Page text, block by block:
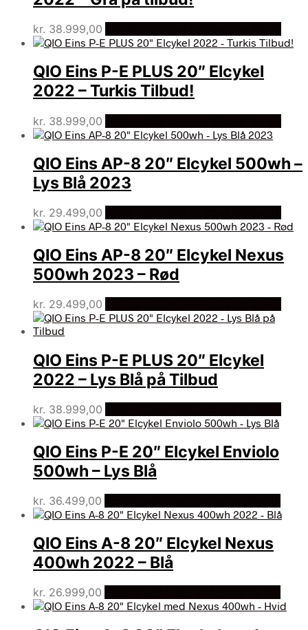
kr. 38.999,00
QIO Eins P-E PLUS 20″ Elcykel
2022 – Turkis Tilbud!
kr. 38.999,00
QIO Eins AP-8 20″ Elcykel 500wh –
Lys Blå 2023
kr. 29.499,00
QIO Eins AP-8 20″ Elcykel Nexus
500wh 2023 – Rød
kr. 29.499,00
QIO Eins P-E PLUS 20″ Elcykel
2022 – Lys Blå på Tilbud
kr. 38.999,00
QIO Eins P-E 20″ Elcykel Enviolo
500wh – Lys Blå
kr. 36.499,00
QIO Eins A-8 20″ Elcykel Nexus
400wh 2022 – Blå
kr. 26.999,00